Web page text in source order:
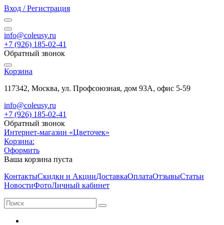
Вход / Регистрация
info@coleusy.ru
+7 (926) 185-02-41
Обратный звонок
Корзина
117342, Москва, ул. Профсоюзная, дом 93А, офис 5-59
info@coleusy.ru
+7 (926) 185-02-41
Обратный звонок
Интернет-магазин «Цветочек»
Корзина:
Оформить
Ваша корзина пуста
КонтактыСкидки и АкцииДоставкаОплатаОтзывыСтатьи
НовостиФотоЛичный кабинет